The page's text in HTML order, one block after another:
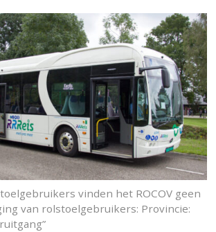
vinden het ROCOV geen
van rolstoelgebruikers: Provincie: